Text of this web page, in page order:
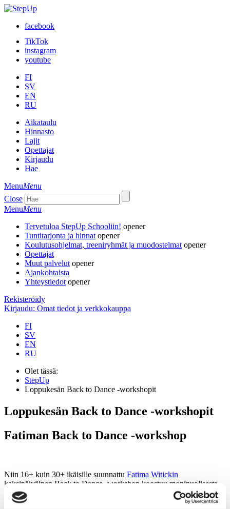
facebook
TikTok
instagram
youtube
FI
SV
EN
RU
Aikataulu
Hinnasto
Lajit
Opettajat
Kirjaudu
Hae
MenuMenu
Close
MenuMenu
Tervetuloa StepUp Schooliin! opener
Tuntitarjonta ja hinnat opener
Koulutusohjelmat, treeniryhmät ja muodostelmat opener
Opettajat
Muut palvelut opener
Ajankohtaista
Yhteystiedot opener
Rekisteröidy
Kirjaudu: Omat tiedot ja verkkokauppa
FI
SV
EN
RU
Olet tässä:
StepUp
Loppukesän Back to Dance -workshopit
Loppukesän Back to Dance -workshopit
Fatiman Back to Dance -workshop
Niin 16+ kuin 30+ ikäisille suunnattu Fatima Witickin
kaksipäiväinen Back to Dance -workshop koostuu monipuolisesta
treenistä Floor Barrea, Balettia ja Kehonhuoltoa. Tunnit pidetään
tiistaisin 30.7. ja 6.8.
. Poimi mieleisesi